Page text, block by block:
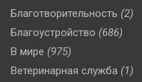
Благотворительность (2)
Благоустройство (686)
В мире (975)
Ветеринарная служба (1)